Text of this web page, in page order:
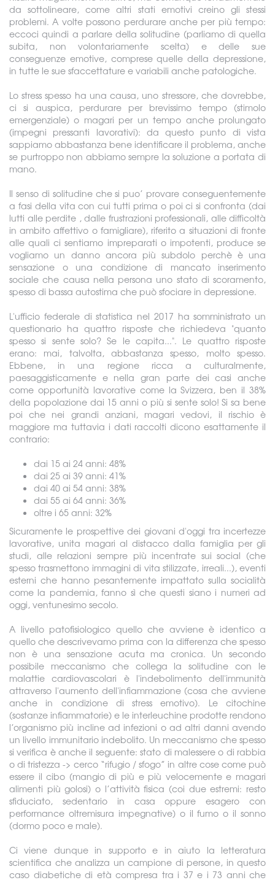
da sottolineare, come altri stati emotivi creino gli stessi
problemi. A volte possono perdurare anche per più tempo:
eccoci quindi a parlare della solitudine (parliamo di quella
subita, non volontariamente scelta) e delle sue
conseguenze emotive, comprese quelle della depressione,
in tutte le sue sfaccettature e variabili anche patologiche.
Lo stress spesso ha una causa, uno stressore, che dovrebbe,
ci si auspica, perdurare per brevissimo tempo (stimolo
emergenziale) o magari per un tempo anche prolungato
(impegni pressanti lavorativi): da questo punto di vista
sappiamo abbastanza bene identificare il problema, anche
se purtroppo non abbiamo sempre la soluzione a portata di
mano.
Il senso di solitudine che si puo’ provare conseguentemente
a fasi della vita con cui tutti prima o poi ci si confronta (dai
lutti alle perdite , dalle frustrazioni professionali, alle difficoltà
in ambito affettivo o famigliare), riferito a situazioni di fronte
alle quali ci sentiamo impreparati o impotenti, produce se
vogliamo un danno ancora più subdolo perchè è una
sensazione o una condizione di mancato inserimento
sociale che causa nella persona uno stato di scoramento,
spesso di bassa autostima che può sfociare in depressione.
L'ufficio federale di statistica nel 2017 ha somministrato un
questionario ha quattro risposte che richiedeva "quanto
spesso si sente solo? Se le capita...". Le quattro risposte
erano: mai, talvolta, abbastanza spesso, molto spesso.
Ebbene, in una regione ricca a culturalmente,
paesaggisticamente e nella gran parte dei casi anche
come opportunità lavorative come la Svizzera, ben il 38%
della popolazione dai 15 anni o più si sente solo! Si sa bene
poi che nei grandi anziani, magari vedovi, il rischio è
maggiore ma tuttavia i dati raccolti dicono esattamente il
contrario:
dai 15 ai 24 anni: 48%
dai 25 ai 39 anni: 41%
dai 40 ai 54 anni: 38%
dai 55 ai 64 anni: 36%
oltre i 65 anni: 32%
Sicuramente le prospettive dei giovani d'oggi tra incertezze
lavorative, unita magari al distacco dalla famiglia per gli
studi, alle relazioni sempre più incentrate sui social (che
spesso trasmettono immagini di vita stilizzate, irreali...), eventi
esterni che hanno pesantemente impattato sulla socialità
come la pandemia, fanno sì che questi siano i numeri ad
oggi, ventunesimo secolo.
A livello patofisiologico quello che avviene è identico a
quello che descrivevamo prima con la differenza che spesso
non è una sensazione acuta ma cronica. Un secondo
possibile meccanismo che collega la solitudine con le
malattie cardiovascolari è l'indebolimento dell'immunità
attraverso l'aumento dell'infiammazione (cosa che avviene
anche in condizione di stress emotivo). Le citochine
(sostanze infiammatorie) e le interleuchine prodotte rendono
l’organismo più incline ad infezioni o ad altri danni avendo
un livello immunitario indebolito. Un meccanismo che spesso
si verifica è anche il seguente: stato di malessere o di rabbia
o di tristezza -> cerco “rifugio / sfogo” in altre cose come può
essere il cibo (mangio di più e più velocemente e magari
alimenti più golosi) o l’attività fisica (coi due estremi: resto
sfiduciato, sedentario in casa oppure esagero con
performance oltremisura impegnative) o il fumo o il sonno
(dormo poco e male).
Ci viene dunque in supporto e in aiuto la letteratura
scientifica che analizza un campione di persone, in questo
caso diabetiche di età compresa tra i 37 e i 73 anni che